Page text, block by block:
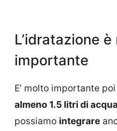
L’idratazione
importante
E’ molto importante poi
almeno 1.5 litri di
possiamo integrare